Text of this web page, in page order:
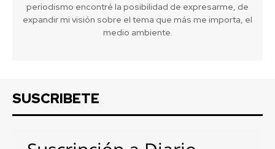
periodismo encontré la posibilidad de expresarme, de
expandir mi visión sobre el tema que más me importa, el
medio ambiente.
SUSCRIBETE